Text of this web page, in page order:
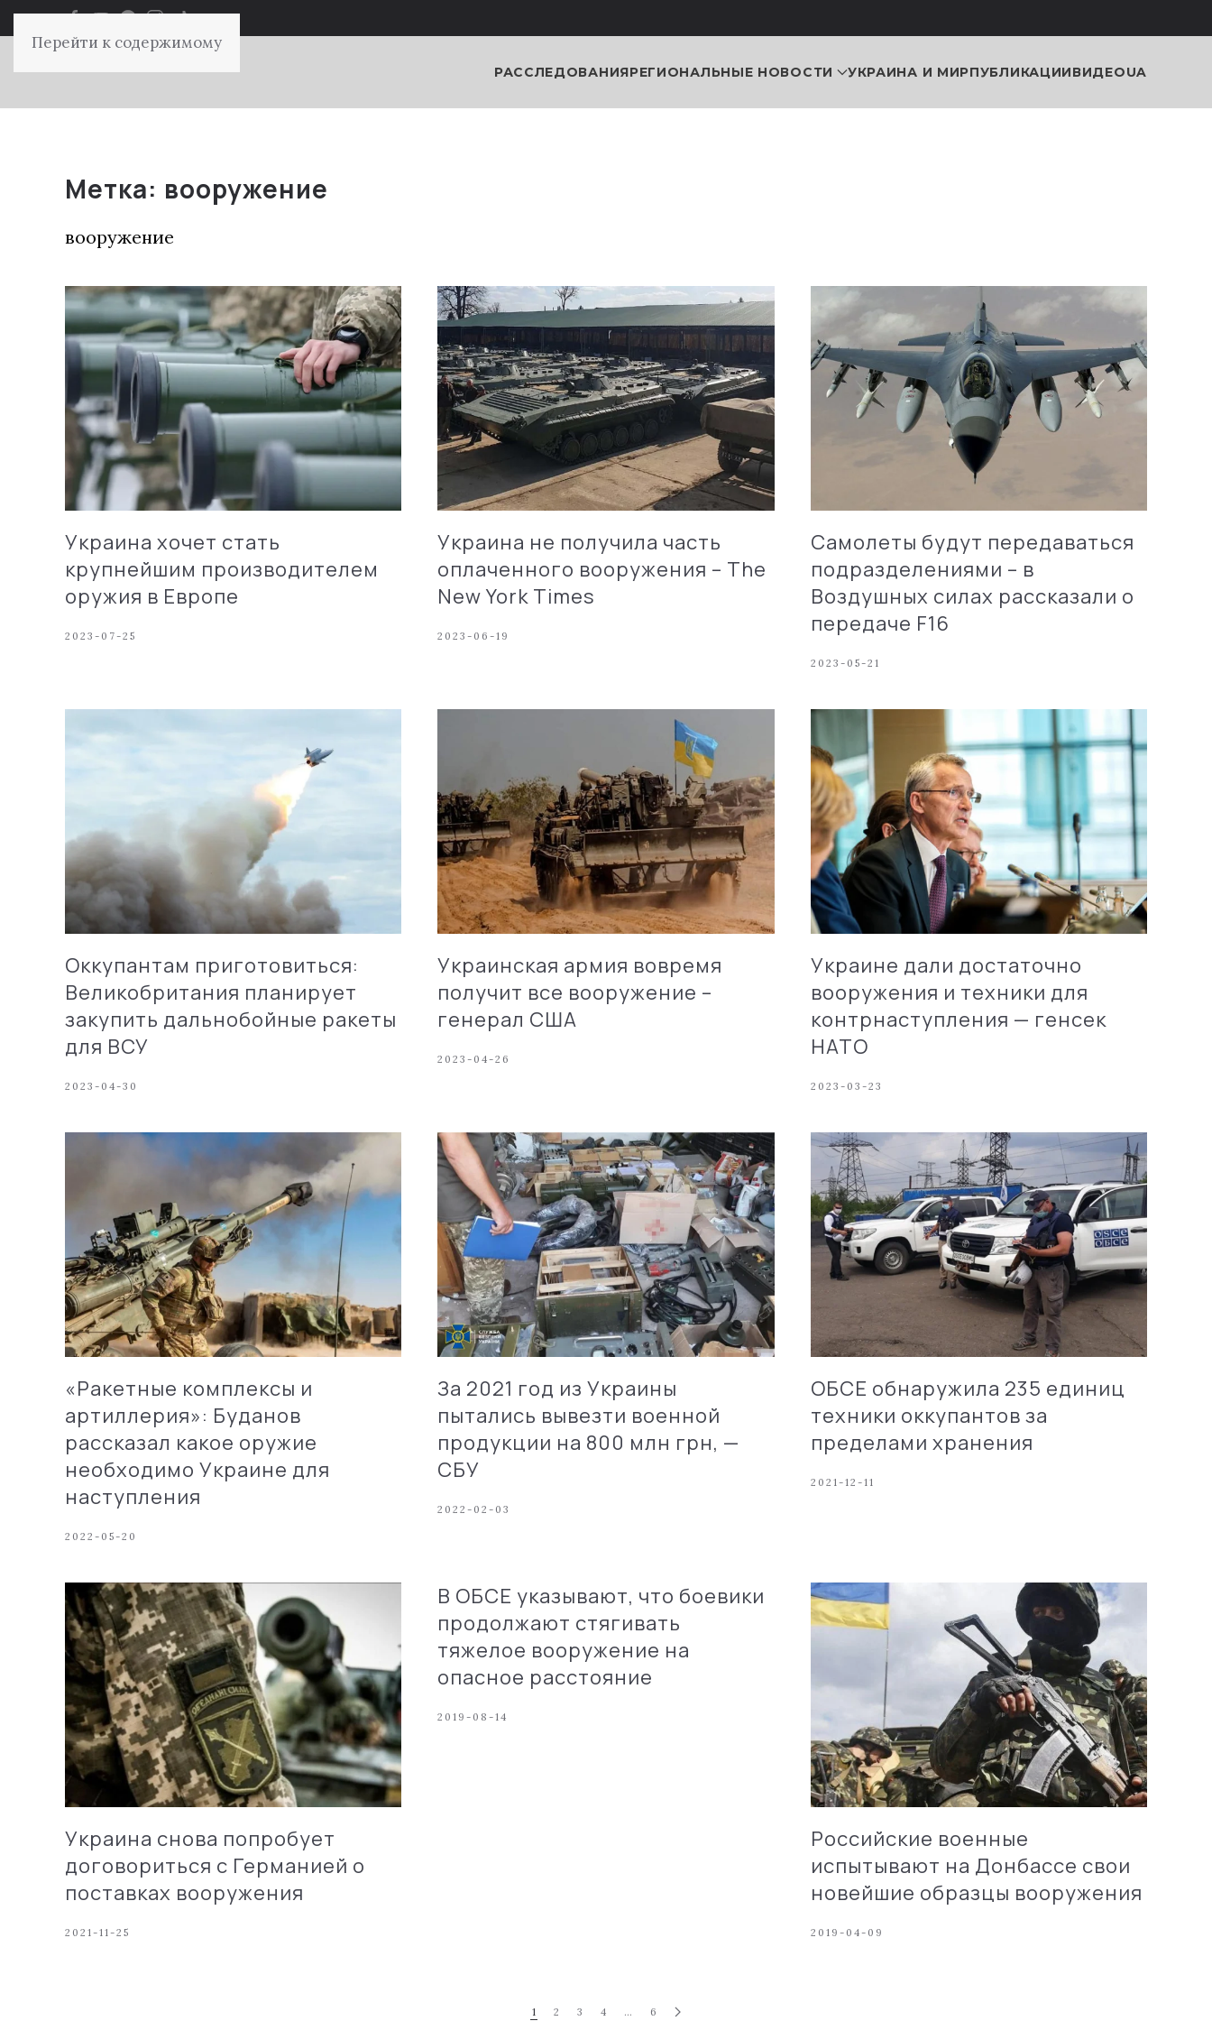
Перейти к содержимому
РАССЛЕДОВАНИЯРЕГИОНАЛЬНЫЕ НОВОСТИ УКРАИНА И МИРПУБЛИКАЦИИВИДЕОUA
Метка: вооружение
вооружение
Украина хочет стать
крупнейшим производителем
оружия в Европе
2023-07-25
Украина не получила часть
оплаченного вооружения – The
New York Times
2023-06-19
Самолеты будут передаваться
подразделениями – в
Воздушных силах рассказали о
передаче F16
2023-05-21
Оккупантам приготовиться:
Великобритания планирует
закупить дальнобойные ракеты
для ВСУ
2023-04-30
Украинская армия вовремя
получит все вооружение –
генерал США
2023-04-26
Украине дали достаточно
вооружения и техники для
контрнаступления — генсек
НАТО
2023-03-23
«Ракетные комплексы и
артиллерия»: Буданов
рассказал какое оружие
необходимо Украине для
наступления
2022-05-20
За 2021 год из Украины
пытались вывезти военной
продукции на 800 млн грн, —
СБУ
2022-02-03
ОБСЕ обнаружила 235 единиц
техники оккупантов за
пределами хранения
2021-12-11
Украина снова попробует
договориться с Германией о
поставках вооружения
2021-11-25
В ОБСЕ указывают, что боевики
продолжают стягивать
тяжелое вооружение на
опасное расстояние
2019-08-14
Российские военные
испытывают на Донбассе свои
новейшие образцы вооружения
2019-04-09
1 2 3 4 … 6